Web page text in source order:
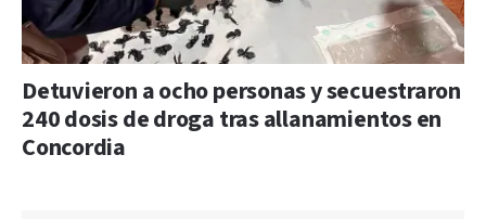
Detuvieron a ocho personas y secuestraron
240 dosis de droga tras allanamientos en
Concordia